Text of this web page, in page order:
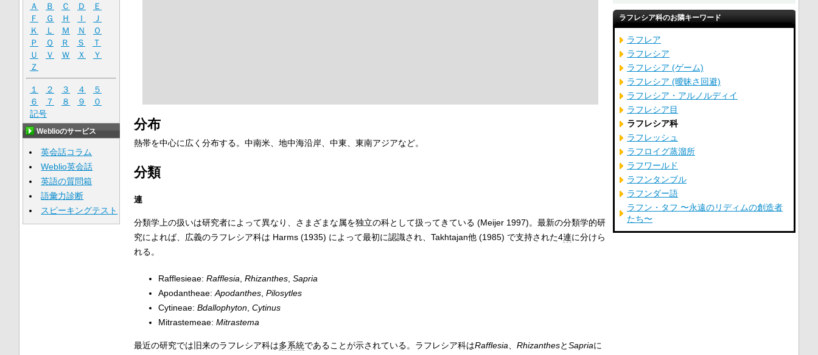
分布
熱帯を中心に広く分布する。中南米、地中海沿岸、中東、東南アジアなど。
分類
連
分類学上の扱いは研究者によって異なり、さまざまな属を独立の科として扱ってきている (Meijer 1997)。最新の分類学的研
究によれば、広義のラフレシア科は Harms (1935) によって最初に認識され、Takhtajan他 (1985) で支持された4連に分けら
れる。
Rafflesieae: Rafflesia Rhizanthes, Sapria
Apodantheae: Apodanthes, Pilosytles
Cytineae: Bdallophyton, Cytinus
Mitrastemeae: Mitrastema
最近の研究では旧来のラフレシア科は多系統であることが示されている。ラフレシア科はRafflesia RhizanthesとSapriaに
Ａ Ｂ Ｃ Ｄ
Ｅ
Ｆ
Ｇ Ｈ Ｉ
Ｊ
Ｋ
Ｌ Ｍ Ｎ
Ｏ
Ｐ
Ｑ Ｒ Ｓ
Ｔ
Ｕ
Ｖ Ｗ Ｘ
Ｙ
Ｚ
１ ２ ３ ４
５
６
７ ８ ９
０
記号
Weblioのサービス
英会話コラム
Weblio英会話
英語の質問箱
語彙力診断
スピーキングテスト
ラフレシア科のお隣キーワード
ラフレア
ラフレシア
ラフレシア (ゲーム)
ラフレシア (曖昧さ回避)
ラフレシア・アルノルディイ
ラフレシア目
ラフレシア科
ラフレッシュ
ラフロイグ蒸溜所
ラフワールド
ラフンタンブル
ラフンダー語
ラフン・タフ 〜永遠のリディムの創造者
たち〜